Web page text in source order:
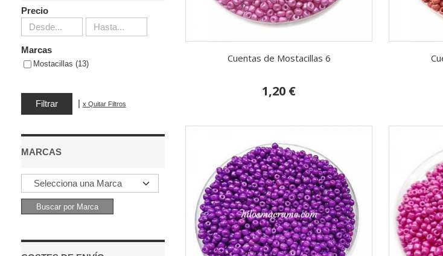
Precio
Marcas
Mostacillas (13)
| x Quitar Filtros
MARCAS
Cuentas de Mostacillas 6
1,20 €